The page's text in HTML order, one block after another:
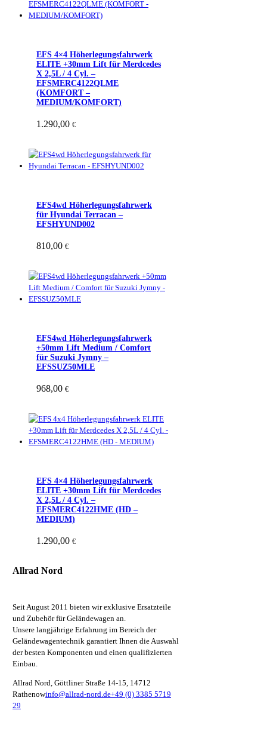
EFS 4×4 Höherlegungsfahrwerk
ELITE +30mm Lift für Merdcedes
X 2,5L / 4 Cyl. –
EFSMERC4122QLME
(KOMFORT –
MEDIUM/KOMFORT)
1.290,00 €
EFS4wd Höherlegungsfahrwerk
für Hyundai Terracan –
EFSHYUND002
810,00 €
EFS4wd Höherlegungsfahrwerk
+50mm Lift Medium / Comfort
für Suzuki Jymny –
EFSSUZ50MLE
968,00 €
EFS 4×4 Höherlegungsfahrwerk
ELITE +30mm Lift für Merdcedes
X 2,5L / 4 Cyl. –
EFSMERC4122HME (HD –
MEDIUM)
1.290,00 €
Allrad Nord
Seit August 2011 bieten wir exklusive Ersatzteile
und Zubehör für Geländewagen an.
Unsere langjährige Erfahrung im Bereich der
Geländewagentechnik garantiert Ihnen die Auswahl
der besten Komponenten und einen qualifizierten
Einbau.
Allrad Nord, Göttliner Straße 14-15, 14712
Rathenowinfo@allrad-nord.de+49 (0) 3385 5719
29